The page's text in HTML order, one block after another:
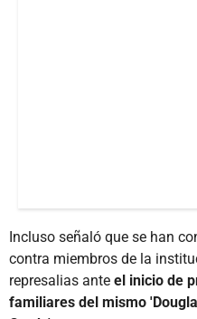
Incluso señaló que se han
contra miembros de la
represalias ante el inicio de
familiares del mismo